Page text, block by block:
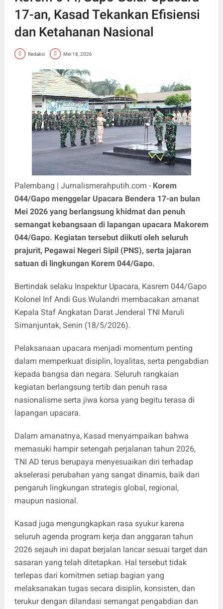
17-an, Kasad Tekankan Efisiensi
dan Ketahanan Nasional
Redaksi Mei 18, 2026
Palembang | Jurnalismerahputih.com - Korem
044/Gapo menggelar Upacara Bendera 17-an bulan
Mei 2026 yang berlangsung khidmat dan penuh
semangat kebangsaan di lapangan upacara Makorem
044/Gapo. Kegiatan tersebut diikuti oleh seluruh
prajurit, Pegawai Negeri Sipil (PNS), serta jajaran
satuan di lingkungan Korem 044/Gapo.
Bertindak selaku Inspektur Upacara, Kasrem 044/Gapo
Kolonel Inf Andi Gus Wulandri membacakan amanat
Kepala Staf Angkatan Darat Jenderal TNI Maruli
Simanjuntak, Senin (18/5/2026).
Pelaksanaan upacara menjadi momentum penting
dalam memperkuat disiplin, loyalitas, serta pengabdian
kepada bangsa dan negara. Seluruh rangkaian
kegiatan berlangsung tertib dan penuh rasa
nasionalisme serta jiwa korsa yang begitu terasa di
lapangan upacara.
Dalam amanatnya, Kasad menyampaikan bahwa
memasuki hampir setengah perjalanan tahun 2026,
TNI AD terus berupaya menyesuaikan diri terhadap
akselerasi perubahan yang sangat dinamis, baik dari
pengaruh lingkungan strategis global, regional,
maupun nasional.
Kasad juga mengungkapkan rasa syukur karena
seluruh agenda program kerja dan anggaran tahun
2026 sejauh ini dapat berjalan lancar sesuai target dan
sasaran yang telah ditetapkan. Hal tersebut tidak
terlepas dari komitmen setiap bagian yang
melaksanakan tugas secara disiplin, konsisten, dan
terukur dengan dilandasi semangat pengabdian dan